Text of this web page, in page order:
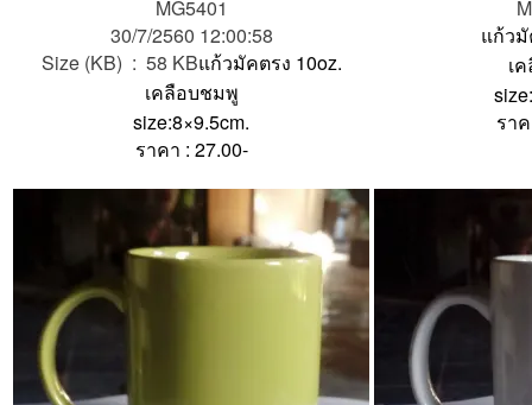
MG5401
30/7/2560 12:00:58
Size (KB) : 58 KBแก้วมัคตรง 10oz.
เคลือบชมพู
size:8×9.5cm.
ราคา : 27.00-
แก้วมั
เ
รา